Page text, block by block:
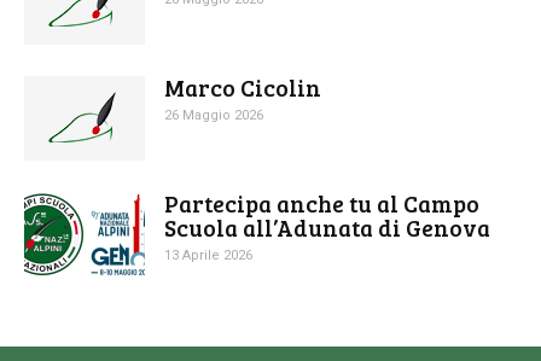
Marco Cicolin
26 Maggio 2026
Partecipa anche tu al Campo
Scuola all’Adunata di Genova
13 Aprile 2026